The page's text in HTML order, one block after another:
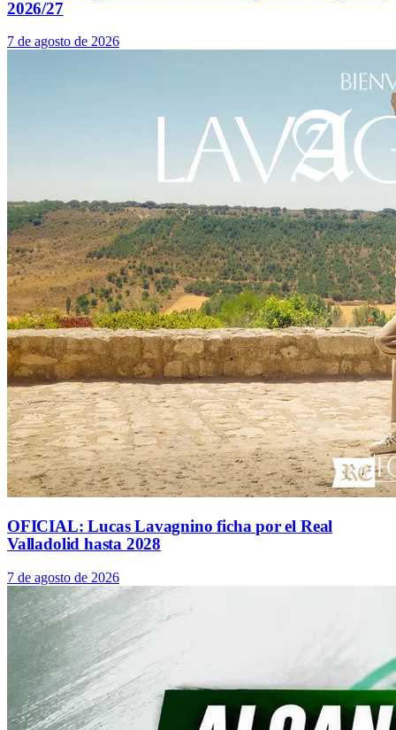
2026/27
7 de agosto de 2026
OFICIAL: Lucas Lavagnino ficha por el Real
Valladolid hasta 2028
7 de agosto de 2026